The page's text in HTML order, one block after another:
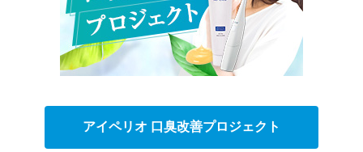
アイペリオ 口臭改善プロジェクト